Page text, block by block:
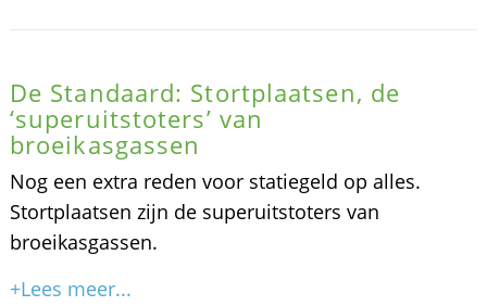
De Standaard: Stortplaatsen, de
‘superuitstoters’ van
broeikasgassen
Nog een extra reden voor statiegeld op alles.
Stortplaatsen zijn de superuitstoters van
broeikasgassen.
+Lees meer...